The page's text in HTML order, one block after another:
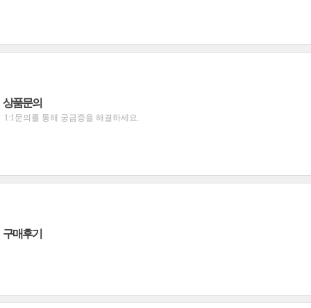
상품문의
1:1문의를 통해 궁금증을 해결하세요.
구매후기